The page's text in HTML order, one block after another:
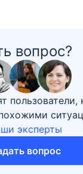
вопрос?
пользователи,
эксперты
вопрос